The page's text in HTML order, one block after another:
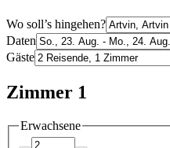
Wo soll’s hingehen?
Daten
Gäste
Zimmer 1
Erwachsene